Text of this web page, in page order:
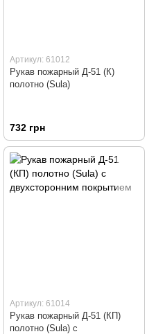
Артикул: 61012
Рукав пожарный Д-51 (К)
полотно (Sula)
732 грн
Артикул: 61014
Рукав пожарный Д-51 (КП)
полотно (Sula) с